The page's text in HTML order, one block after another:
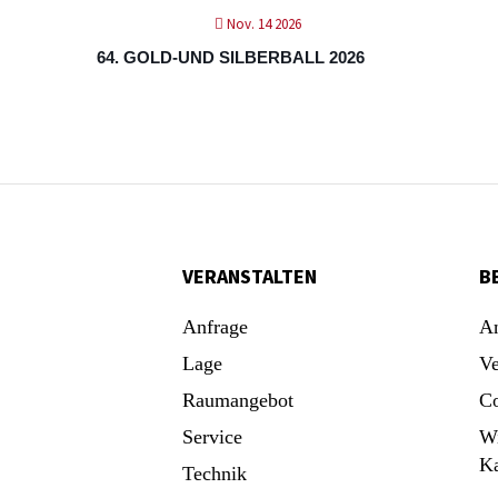
Nov. 14 2026
64. GOLD-UND SILBERBALL 2026
VERANSTALTEN
Anfrage
Lage
Raumangebot
Service
Technik